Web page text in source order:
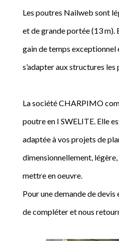
Les poutres Nailweb sont
et de grande portée (13 m).
gain de temps exceptionnel
s’adapter aux structures les
La société CHARPIMO
poutre en I SWELITE. Elle
adaptée à vos projets de
dimensionnellement,
mettre en oeuvre.
Pour une demande de
de compléter et nous